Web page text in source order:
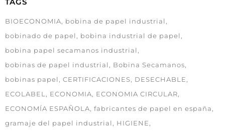
BIOECONOMIA
bobina de papel industrial
bobinado de papel
bobina industrial de papel
bobina papel secamanos industrial
bobinas de papel industrial
Bobina Secamanos
bobinas papel
CERTIFICACIONES
DESECHABLE
ECOLABEL
ECONOMIA
ECONOMIA CIRCULAR
ECONOMÍA ESPAÑOLA fabricantes de papel en españa
gramaje del papel industrial
HIGIENE